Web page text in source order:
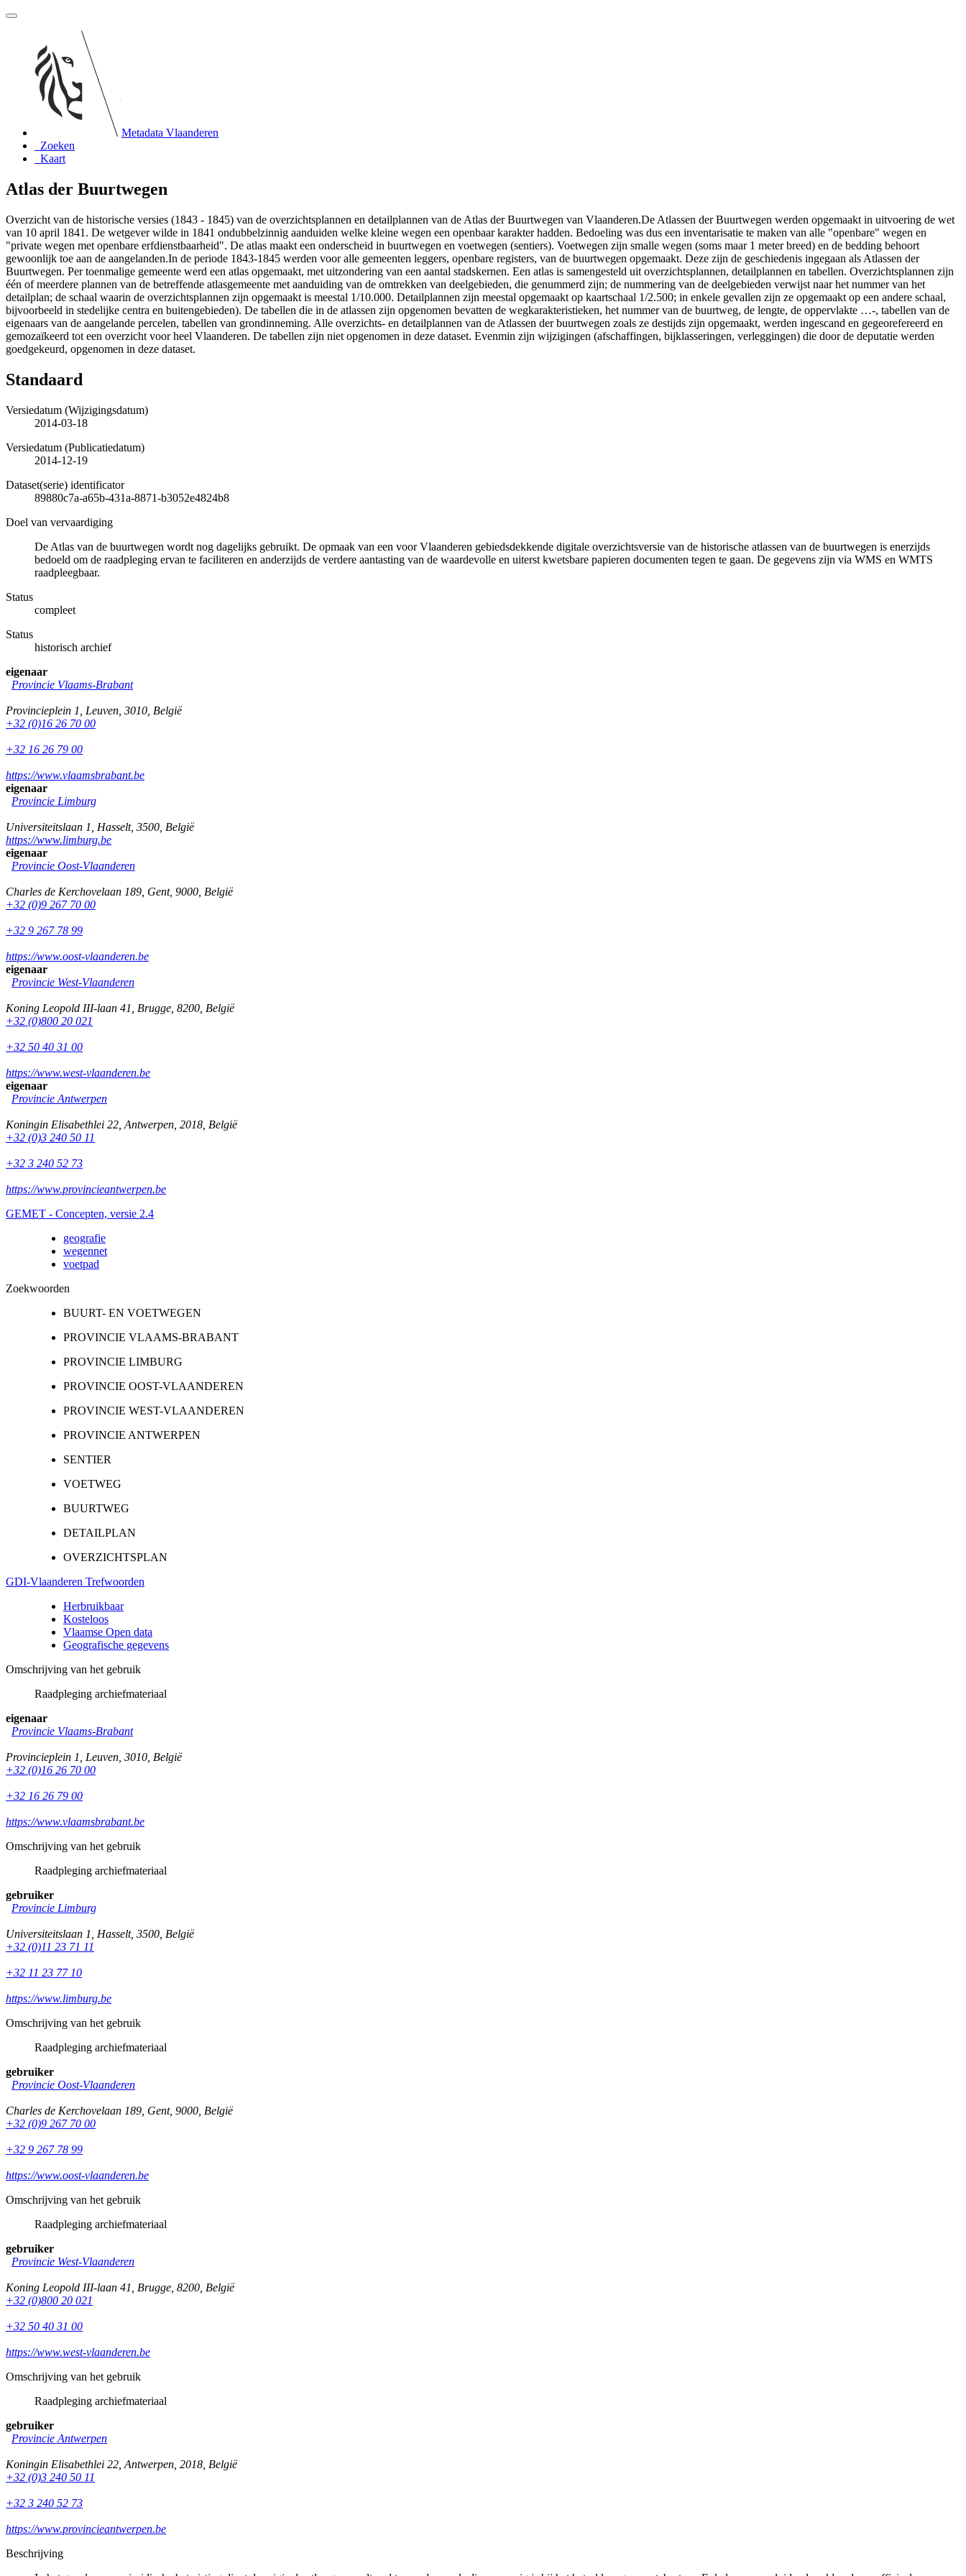
Metadata Vlaanderen
Zoeken
Kaart
Atlas der Buurtwegen
Overzicht van de historische versies (1843 - 1845) van de overzichtsplannen en detailplannen van de Atlas der Buurtwegen van Vlaanderen.De Atlassen der Buurtwegen werden opgemaakt in uitvoering de wet
van 10 april 1841. De wetgever wilde in 1841 ondubbelzinnig aanduiden welke kleine wegen een openbaar karakter hadden. Bedoeling was dus een inventarisatie te maken van alle "openbare" wegen en
"private wegen met openbare erfdienstbaarheid". De atlas maakt een onderscheid in buurtwegen en voetwegen (sentiers). Voetwegen zijn smalle wegen (soms maar 1 meter breed) en de bedding behoort
gewoonlijk toe aan de aangelanden.In de periode 1843-1845 werden voor alle gemeenten leggers, openbare registers, van de buurtwegen opgemaakt. Deze zijn de geschiedenis ingegaan als Atlassen der
Buurtwegen. Per toenmalige gemeente werd een atlas opgemaakt, met uitzondering van een aantal stadskernen. Een atlas is samengesteld uit overzichtsplannen, detailplannen en tabellen. Overzichtsplannen zijn
één of meerdere plannen van de betreffende atlasgemeente met aanduiding van de omtrekken van deelgebieden, die genummerd zijn; de nummering van de deelgebieden verwijst naar het nummer van het
detailplan; de schaal waarin de overzichtsplannen zijn opgemaakt is meestal 1/10.000. Detailplannen zijn meestal opgemaakt op kaartschaal 1/2.500; in enkele gevallen zijn ze opgemaakt op een andere schaal,
bijvoorbeeld in stedelijke centra en buitengebieden). De tabellen die in de atlassen zijn opgenomen bevatten de wegkarakteristieken, het nummer van de buurtweg, de lengte, de oppervlakte …-, tabellen van de
eigenaars van de aangelande percelen, tabellen van grondinneming. Alle overzichts- en detailplannen van de Atlassen der buurtwegen zoals ze destijds zijn opgemaakt, werden ingescand en gegeorefereerd en
gemozaïkeerd tot een overzicht voor heel Vlaanderen. De tabellen zijn niet opgenomen in deze dataset. Evenmin zijn wijzigingen (afschaffingen, bijklasseringen, verleggingen) die door de deputatie werden
goedgekeurd, opgenomen in deze dataset.
Standaard
Versiedatum (Wijzigingsdatum)
2014-03-18
Versiedatum (Publicatiedatum)
2014-12-19
Dataset(serie) identificator
89880c7a-a65b-431a-8871-b3052e4824b8
Doel van vervaardiging
De Atlas van de buurtwegen wordt nog dagelijks gebruikt. De opmaak van een voor Vlaanderen gebiedsdekkende digitale overzichtsversie van de historische atlassen van de buurtwegen is enerzijds
bedoeld om de raadpleging ervan te faciliteren en anderzijds de verdere aantasting van de waardevolle en uiterst kwetsbare papieren documenten tegen te gaan. De gegevens zijn via WMS en WMTS
raadpleegbaar.
Status
compleet
Status
historisch archief
eigenaar
Provincie Vlaams-Brabant
Provincieplein 1 Leuven 3010 België
+32 (0)16 26 70 00
+32 16 26 79 00
https://www.vlaamsbrabant.be
eigenaar
Provincie Limburg
Universiteitslaan 1 Hasselt, 3500 België
https://www.limburg.be
eigenaar
Provincie Oost-Vlaanderen
Charles de Kerchovelaan 189 Gent, 9000 België
+32 (0)9 267 70 00
+32 9 267 78 99
https://www.oost-vlaanderen.be
eigenaar
Provincie West-Vlaanderen
Koning Leopold III-laan 41 Brugge 8200 België
+32 (0)800 20 021
+32 50 40 31 00
https://www.west-vlaanderen.be
eigenaar
Provincie Antwerpen
Koningin Elisabethlei 22 Antwerpen 2018 België
+32 (0)3 240 50 11
+32 3 240 52 73
https://www.provincieantwerpen.be
GEMET - Concepten, versie 2.4
geografie
wegennet
voetpad
Zoekwoorden
BUURT- EN VOETWEGEN
PROVINCIE VLAAMS-BRABANT
PROVINCIE LIMBURG
PROVINCIE OOST-VLAANDEREN
PROVINCIE WEST-VLAANDEREN
PROVINCIE ANTWERPEN
SENTIER
VOETWEG
BUURTWEG
DETAILPLAN
OVERZICHTSPLAN
GDI-Vlaanderen Trefwoorden
Herbruikbaar
Kosteloos
Vlaamse Open data
Geografische gegevens
Omschrijving van het gebruik
Raadpleging archiefmateriaal
eigenaar
Provincie Vlaams-Brabant
Provincieplein 1 Leuven 3010 België
+32 (0)16 26 70 00
+32 16 26 79 00
https://www.vlaamsbrabant.be
Omschrijving van het gebruik
Raadpleging archiefmateriaal
gebruiker
Provincie Limburg
Universiteitslaan 1 Hasselt, 3500 België
+32 (0)11 23 71 11
+32 11 23 77 10
https://www.limburg.be
Omschrijving van het gebruik
Raadpleging archiefmateriaal
gebruiker
Provincie Oost-Vlaanderen
Charles de Kerchovelaan 189 Gent, 9000 België
+32 (0)9 267 70 00
+32 9 267 78 99
https://www.oost-vlaanderen.be
Omschrijving van het gebruik
Raadpleging archiefmateriaal
gebruiker
Provincie West-Vlaanderen
Koning Leopold III-laan 41 Brugge 8200 België
+32 (0)800 20 021
+32 50 40 31 00
https://www.west-vlaanderen.be
Omschrijving van het gebruik
Raadpleging archiefmateriaal
gebruiker
Provincie Antwerpen
Koningin Elisabethlei 22 Antwerpen 2018 België
+32 (0)3 240 50 11
+32 3 240 52 73
https://www.provincieantwerpen.be
Beschrijving